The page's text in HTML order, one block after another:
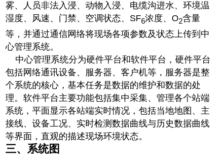
雾、人员非法入浸、动物入浸、电缆沟进水、环境温
湿度、风速、门禁、空调状态、SF6浓度、O2含量
等，并通过通信网络将现场各项参数及状态上传到中
心管理系统。
中心管理系统分为硬件平台和软件平台，硬件平台
包括网络通讯设备、服务器、客户机等，服务器是整
个系统的核心，基本任务是数据的维护和数据的处
理。软件平台主要功能包括集中采集、管理各个站端
系统，平面显示各站端实时情况，包括当地地图、主
接线、设备工况、实时检测数据曲线与历史数据曲线
等界面，直观的描述现场环境状态。
三、系统图